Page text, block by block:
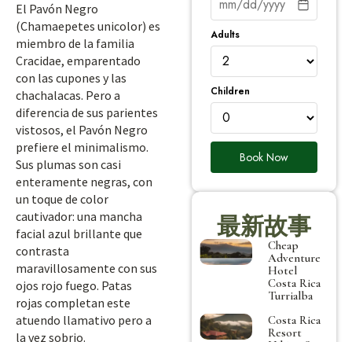
El Pavón Negro
(Chamaepetes unicolor) es
miembro de la familia
Cracidae, emparentado
con las cupones y las
chachalacas. Pero a
diferencia de sus parientes
vistosos, el Pavón Negro
prefiere el minimalismo.
Sus plumas son casi
enteramente negras, con
un toque de color
cautivador: una mancha
facial azul brillante que
contrasta
maravillosamente con sus
ojos rojo fuego. Patas
rojas completan este
atuendo llamativo pero a
la vez sobrio.
Adults
Children
Book Now
最新故事
Cheap
Adventure
Hotel
Costa Rica
Turrialba
Costa Rica
Resort